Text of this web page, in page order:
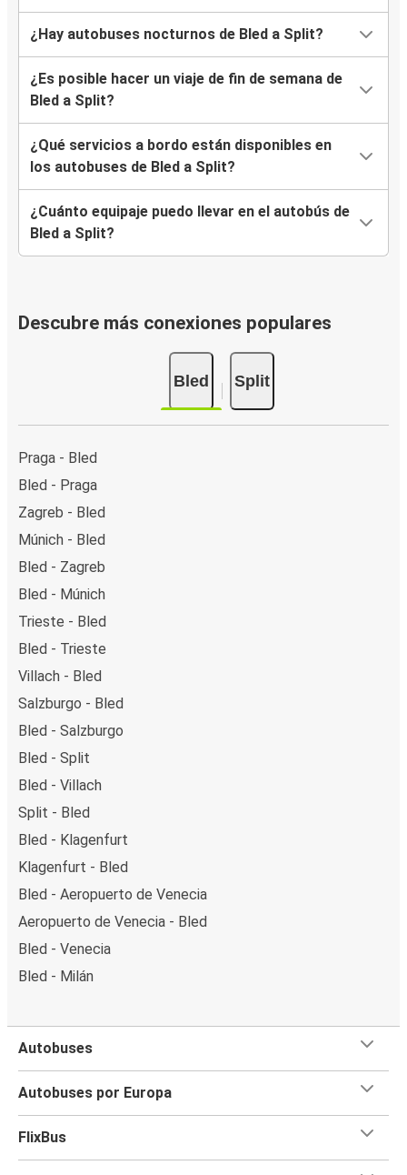
¿Hay autobuses nocturnos de Bled a Split?
¿Es posible hacer un viaje de fin de semana de
Bled a Split?
¿Qué servicios a bordo están disponibles en
los autobuses de Bled a Split?
¿Cuánto equipaje puedo llevar en el autobús de
Bled a Split?
Descubre más conexiones populares
Bled Split
Praga - Bled
Bled - Praga
Zagreb - Bled
Múnich - Bled
Bled - Zagreb
Bled - Múnich
Trieste - Bled
Bled - Trieste
Villach - Bled
Salzburgo - Bled
Bled - Salzburgo
Bled - Split
Bled - Villach
Split - Bled
Bled - Klagenfurt
Klagenfurt - Bled
Bled - Aeropuerto de Venecia
Aeropuerto de Venecia - Bled
Bled - Venecia
Bled - Milán
Autobuses
Autobuses por Europa
FlixBus